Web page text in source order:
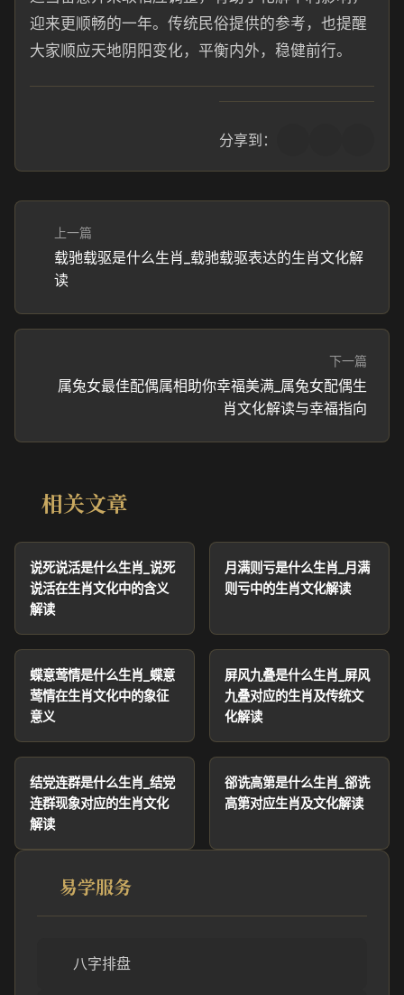
迎来更顺畅的一年。传统民俗提供的参考，也提醒
大家顺应天地阴阳变化，平衡内外，稳健前行。
分享到：
上一篇
载驰载驱是什么生肖_载驰载驱表达的生肖文化解
读
下一篇
属兔女最佳配偶属相助你幸福美满_属兔女配偶生
肖文化解读与幸福指向
相关文章
说死说活是什么生肖_说死
说活在生肖文化中的含义
解读
月满则亏是什么生肖_月满
则亏中的生肖文化解读
蝶意莺情是什么生肖_蝶意
莺情在生肖文化中的象征
意义
屏风九叠是什么生肖_屏风
九叠对应的生肖及传统文
化解读
结党连群是什么生肖_结党
连群现象对应的生肖文化
解读
郤诜高第是什么生肖_郤诜
高第对应生肖及文化解读
易学服务
八字排盘